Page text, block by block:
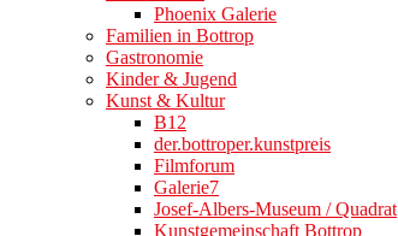
Phoenix Galerie
Familien in Bottrop
Gastronomie
Kinder & Jugend
Kunst & Kultur
B12
der.bottroper.kunstpreis
Filmforum
Galerie7
Josef-Albers-Museum / Quadrat
Kunstgemeinschaft Bottrop